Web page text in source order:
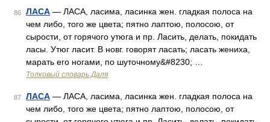
86 ЛАСА — ЛАСА, ласима, ласинка жен. гладкая полоса на
чем либо, того же цвета; пятно лаптою, полосою, от
сырости, от горячого утюга и пр. Ласить, делать, покидать
ласы. Утюг ласит. В новг. говорят ласать; ласать жениха,
марать его ногами, по шуточному&#8230; …
Толковый словарь Даля
87 ЛАСА — ЛАСА, ласима, ласинка жен. гладкая полоса на
чем либо, того же цвета; пятно лаптою, полосою, от